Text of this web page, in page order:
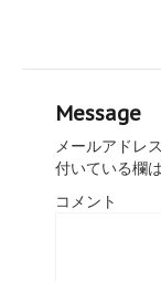
Message
メールアドレ
付いている欄
コメント